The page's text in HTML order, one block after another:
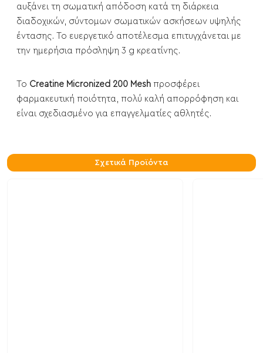
αυξάνει τη σωματική απόδοση κατά τη διάρκεια
διαδοχικών, σύντομων σωματικών ασκήσεων υψηλής
έντασης. Το ευεργετικό αποτέλεσμα επιτυγχάνεται με
την ημερήσια πρόσληψη 3 g κρεατίνης.
Το Creatine Micronized 200 Mesh προσφέρει
φαρμακευτική ποιότητα, πολύ καλή απορρόφηση και
είναι σχεδιασμένο για επαγγελματίες αθλητές.
Σχετικά Προϊόντα